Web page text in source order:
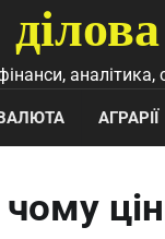
аналітика,
АГРАРІЇ